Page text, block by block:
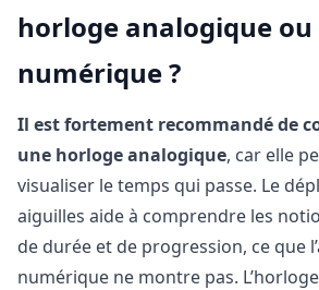
horloge analogique ou
numérique ?
Il est fortement recommandé de
une horloge analogique, car elle
visualiser le temps qui passe. Le
aiguilles aide à comprendre les
de durée et de progression, ce que
numérique ne montre pas.